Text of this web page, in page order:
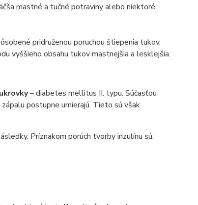
mastné a tučné potraviny alebo niektoré
pridruženou poruchou štiepenia tukov,
vyššieho obsahu tukov mastnejšia a lesklejšia.
– diabetes mellitus II. typu. Súčasťou
postupne umierajú. Tieto sú však
Príznakom porúch tvorby inzulínu sú: